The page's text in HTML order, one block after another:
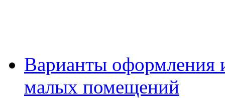
Варианты оформления
малых помещений